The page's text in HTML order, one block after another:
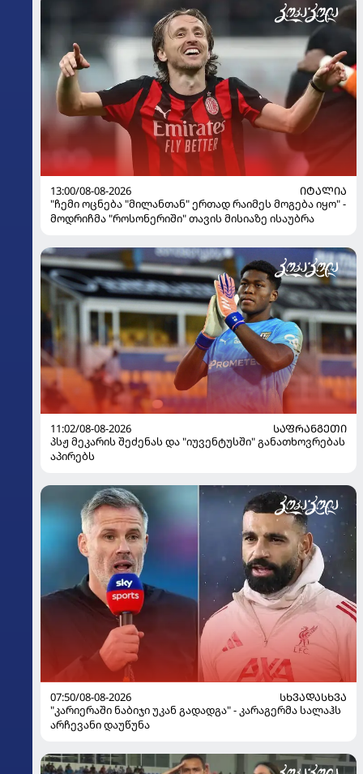
13:00/08-08-2026
ᲘᲢᲐᲚᲘᲐ
"ჩემი ოცნება "მილანთან" ერთად რაიმეს მოგება იყო" -
მოდრიჩმა "როსონერიში" თავის მისიაზე ისაუბრა
11:02/08-08-2026
ᲡᲐᲤᲠᲐᲜᲒᲔᲗᲘ
პსჟ მეკარის შეძენას და "იუვენტუსში" განათხოვრებას
აპირებს
07:50/08-08-2026
ᲡᲮᲕᲐᲓᲐᲡᲮᲕᲐ
"კარიერაში ნაბიჯი უკან გადადგა" - კარაგერმა სალაჰს
არჩევანი დაუწუნა